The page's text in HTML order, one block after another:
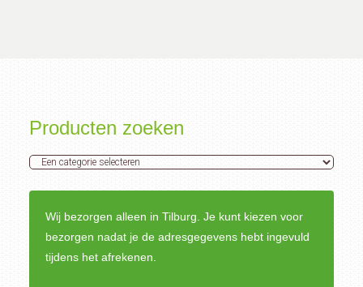
Producten zoeken
Wij bezorgen alleen in Tilburg. Je kunt kiezen voor
bezorgen nadat je de adresgegevens hebt ingevuld
tijdens het afrekenen.